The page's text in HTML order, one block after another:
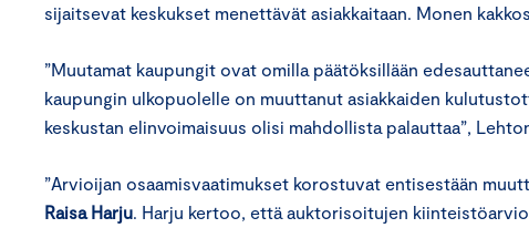
sijaitsevat keskukset menettävät asiakkaitaan. Monen
”Muutamat kaupungit ovat omilla päätöksillään
kaupungin ulkopuolelle on muuttanut asiakkaiden
keskustan elinvoimaisuus olisi mahdollista palauttaa”,
”Arvioijan osaamisvaatimukset korostuvat entisestään
Raisa Harju . Harju kertoo, että auktorisoitujen